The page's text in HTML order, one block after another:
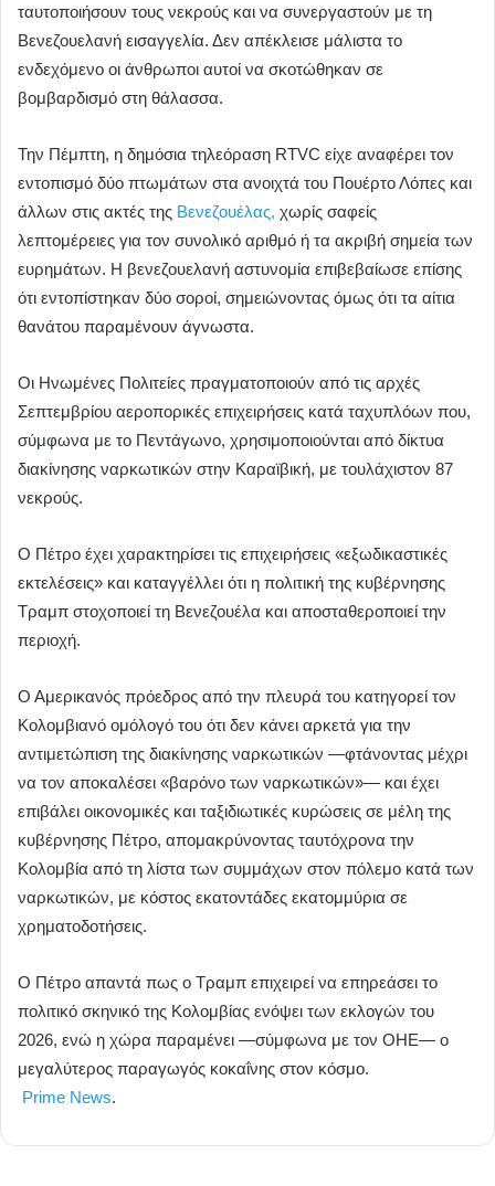
ταυτοποιήσουν τους νεκρούς και να συνεργαστούν με τη
Βενεζουελανή εισαγγελία. Δεν απέκλεισε μάλιστα το
ενδεχόμενο οι άνθρωποι αυτοί να σκοτώθηκαν σε
βομβαρδισμό στη θάλασσα.
Την Πέμπτη, η δημόσια τηλεόραση RTVC είχε αναφέρει τον
εντοπισμό δύο πτωμάτων στα ανοιχτά του Πουέρτο Λόπες και
άλλων στις ακτές της Βενεζουέλας, χωρίς σαφείς
λεπτομέρειες για τον συνολικό αριθμό ή τα ακριβή σημεία των
ευρημάτων. Η βενεζουελανή αστυνομία επιβεβαίωσε επίσης
ότι εντοπίστηκαν δύο σοροί, σημειώνοντας όμως ότι τα αίτια
θανάτου παραμένουν άγνωστα.
Οι Ηνωμένες Πολιτείες πραγματοποιούν από τις αρχές
Σεπτεμβρίου αεροπορικές επιχειρήσεις κατά ταχυπλόων που,
σύμφωνα με το Πεντάγωνο, χρησιμοποιούνται από δίκτυα
διακίνησης ναρκωτικών στην Καραϊβική, με τουλάχιστον 87
νεκρούς.
Ο Πέτρο έχει χαρακτηρίσει τις επιχειρήσεις «εξωδικαστικές
εκτελέσεις» και καταγγέλλει ότι η πολιτική της κυβέρνησης
Τραμπ στοχοποιεί τη Βενεζουέλα και αποσταθεροποιεί την
περιοχή.
Ο Αμερικανός πρόεδρος από την πλευρά του κατηγορεί τον
Κολομβιανό ομόλογό του ότι δεν κάνει αρκετά για την
αντιμετώπιση της διακίνησης ναρκωτικών —φτάνοντας μέχρι
να τον αποκαλέσει «βαρόνο των ναρκωτικών»— και έχει
επιβάλει οικονομικές και ταξιδιωτικές κυρώσεις σε μέλη της
κυβέρνησης Πέτρο, απομακρύνοντας ταυτόχρονα την
Κολομβία από τη λίστα των συμμάχων στον πόλεμο κατά των
ναρκωτικών, με κόστος εκατοντάδες εκατομμύρια σε
χρηματοδοτήσεις.
Ο Πέτρο απαντά πως ο Τραμπ επιχειρεί να επηρεάσει το
πολιτικό σκηνικό της Κολομβίας ενόψει των εκλογών του
2026, ενώ η χώρα παραμένει —σύμφωνα με τον ΟΗΕ— ο
μεγαλύτερος παραγωγός κοκαΐνης στον κόσμο.
Prime News.